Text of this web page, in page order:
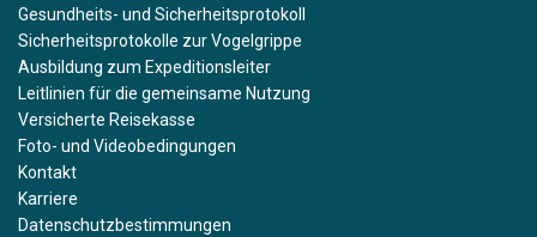
Gesundheits- und Sicherheitsprotokoll
Sicherheitsprotokolle zur Vogelgrippe
Ausbildung zum Expeditionsleiter
Leitlinien für die gemeinsame Nutzung
Versicherte Reisekasse
Foto- und Videobedingungen
Kontakt
Karriere
Datenschutzbestimmungen